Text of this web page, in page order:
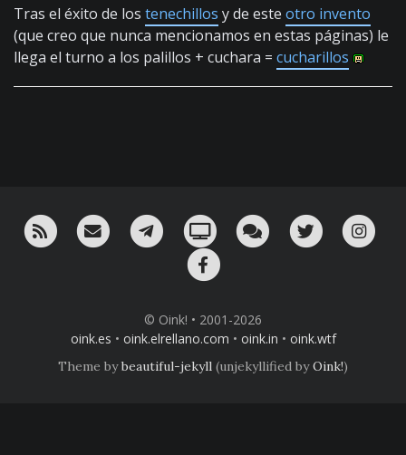
Tras el éxito de los tenechillos y de este otro invento
(que creo que nunca mencionamos en estas páginas) le
llega el turno a los palillos + cuchara = cucharillos
RSS ¡Mándame un email!¡Nuestro canal en Telegram!
Oink! TV Charla con nosotros
Twitter
© Oink! • 2001-2026
oink.es • oink.elrellano.com • oink.in • oink.wtf
Theme bybeautiful-jekyll (unjekyllified byOink!)